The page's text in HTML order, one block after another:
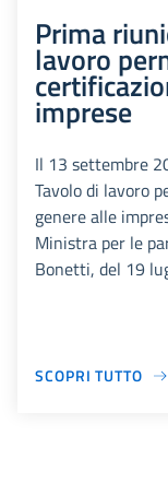
Prima
lavoro
imprese
Il 13 settembre
Tavolo di lavoro
genere alle
Ministra per le
Bonetti, del 19
SCOPRI TUTTO